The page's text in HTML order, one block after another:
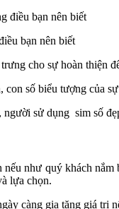
bạn nên biết
cho sự hoàn thiện
con số biểu tượng của
, người sử dụng sim số
như quý khách
lựa chọn.
càng gia tăng giá trị